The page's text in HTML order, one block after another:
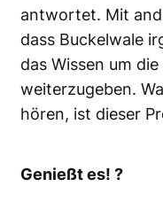
antwortet. Mit
dass Buckelwale
das Wissen um
weiterzugeben.
hören, ist dieser
Genießt es! ?